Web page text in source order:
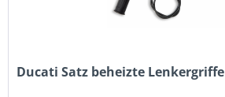
Ducati Satz beheizte Lenkergriffe